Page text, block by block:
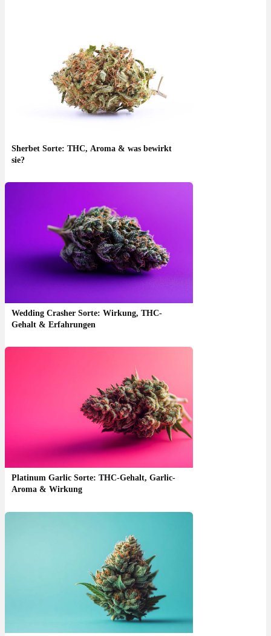
Sherbet Sorte: THC, Aroma & was bewirkt
sie?
Wedding Crasher Sorte: Wirkung, THC-
Gehalt & Erfahrungen
Platinum Garlic Sorte: THC-Gehalt, Garlic-
Aroma & Wirkung